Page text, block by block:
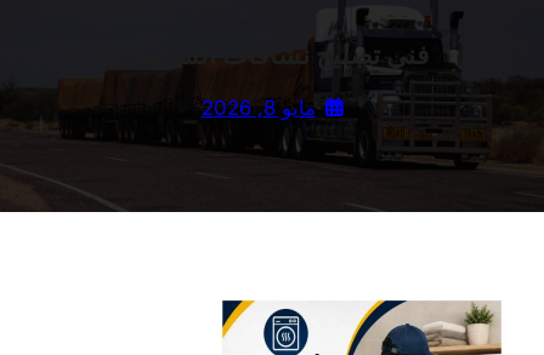
فني تصليح نشافات السالمية
مايو 8, 2026